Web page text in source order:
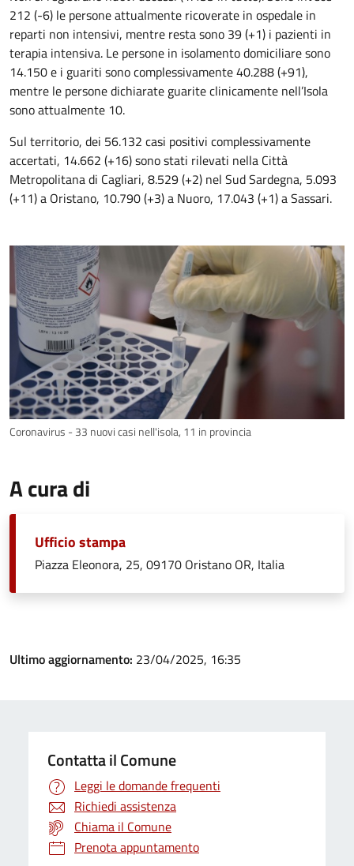
212 (-6) le persone attualmente ricoverate in ospedale in
reparti non intensivi, mentre resta sono 39 (+1) i pazienti in
terapia intensiva. Le persone in isolamento domiciliare sono
14.150 e i guariti sono complessivamente 40.288 (+91),
mentre le persone dichiarate guarite clinicamente nell’Isola
sono attualmente 10.
Sul territorio, dei 56.132 casi positivi complessivamente
accertati, 14.662 (+16) sono stati rilevati nella Città
Metropolitana di Cagliari, 8.529 (+2) nel Sud Sardegna, 5.093
(+11) a Oristano, 10.790 (+3) a Nuoro, 17.043 (+1) a Sassari.
Coronavirus - 33 nuovi casi nell'isola, 11 in provincia
A cura di
Ufficio stampa
Piazza Eleonora, 25, 09170 Oristano OR, Italia
Ultimo aggiornamento: 23/04/2025, 16:35
Contatta il Comune
Leggi le domande frequenti
Richiedi assistenza
Chiama il Comune
Prenota appuntamento